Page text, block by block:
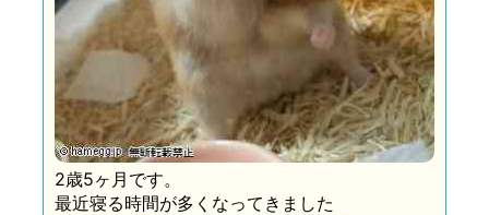
2歳5ヶ月です。
最近寝る時間が多くなってきました